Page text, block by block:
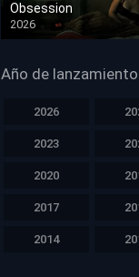
Obsession
2026
HD 1080p
Año de lanzamiento
2026
2023
2020
2017
2014